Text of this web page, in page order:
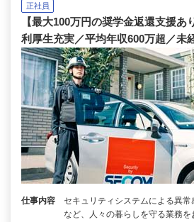
正社員
【最大100万円の奨学金返還支援あ
利厚生充実／平均年収600万超／未
仕事内容
セキュリティシステムによる異
など、人々の暮らしを守る業務